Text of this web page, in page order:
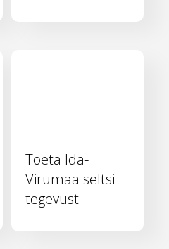
Toeta Ida-
Virumaa seltsi
tegevust